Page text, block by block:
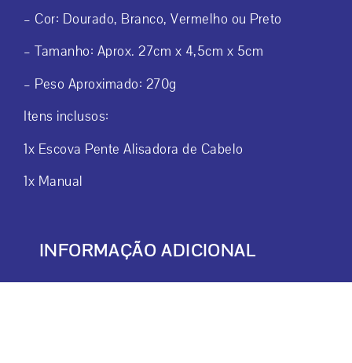
– Cor: Dourado, Branco, Vermelho ou Preto
– Tamanho: Aprox. 27cm x 4,5cm x 5cm
– Peso Aproximado: 270g
Itens inclusos:
1x Escova Pente Alisadora de Cabelo
1x Manual
INFORMAÇÃO ADICIONAL